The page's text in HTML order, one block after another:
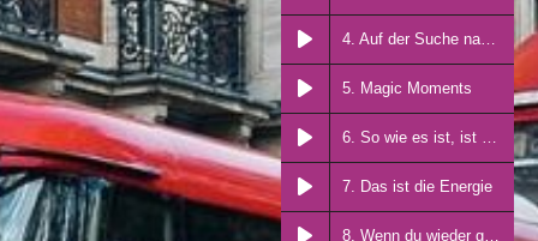
4. Auf der Suche nach dir
5. Magic Moments
6. So wie es ist, ist es perfekt
7. Das ist die Energie
8. Wenn du wieder gehst